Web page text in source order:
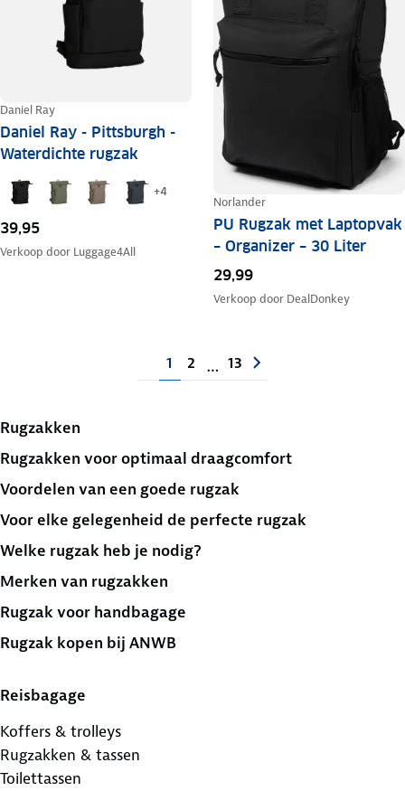
Daniel Ray
Daniel Ray - Pittsburgh -
Waterdichte rugzak
+4
39,95
Verkoop door Luggage4All
Norlander
PU Rugzak met Laptopvak
– Organizer – 30 Liter
29,99
Verkoop door DealDonkey
1 2 … 13
Rugzakken
Rugzakken voor optimaal draagcomfort
Voordelen van een goede rugzak
Voor elke gelegenheid de perfecte rugzak
Welke rugzak heb je nodig?
Merken van rugzakken
Rugzak voor handbagage
Rugzak kopen bij ANWB
Reisbagage
Koffers & trolleys
Rugzakken & tassen
Toilettassen